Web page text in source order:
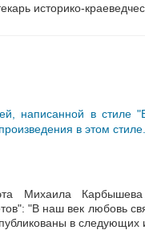
историко-
написанной в стиле
в этом
Михаила
"В наш век любовь
в следующих